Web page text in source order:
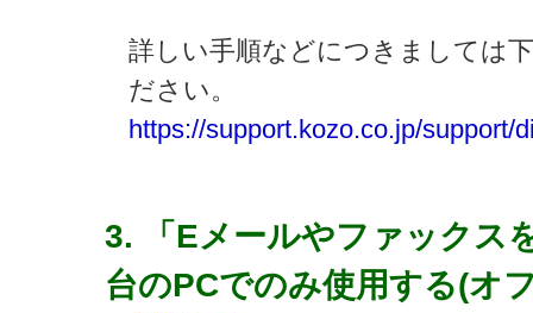
詳しい手順などにつきましては
ださい。
https://support.kozo.co.jp/support/
3. 「Eメールやファックス
台のPCでのみ使用する(オ